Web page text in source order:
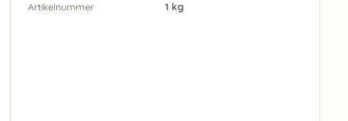
Artikelnummer 1 kg